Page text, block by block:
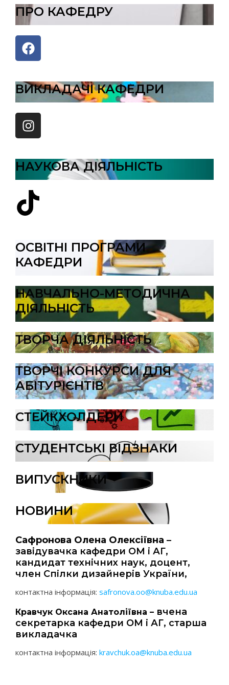
ПРО КАФЕДРУ
ВИКЛАДАЧІ КАФЕДРИ
НАУКОВА ДІЯЛЬНІСТЬ
ОСВІТНІ ПРОГРАМИ
КАФЕДРИ
НАВЧАЛЬНО-МЕТОДИЧНА
ДІЯЛЬНІСТЬ
ТВОРЧА ДІЯЛЬНІСТЬ
ТВОРЧІ КОНКУРСИ ДЛЯ
АБІТУРІЄНТІВ
СТЕЙКХОЛДЕРИ
СТУДЕНТСЬКІ ВІДЗНАКИ
ВИПУСКНИКИ
НОВИНИ
Сафронова Олена Олексіївна –
завідувачка кафедри ОМ і АГ,
кандидат технічних наук, доцент,
член Спілки дизайнерів України,
контактна інформація: safronova.oo@knuba.edu.ua
Кравчук Оксана Анатоліївна – вчена
секретарка кафедри ОМ і АГ, старша
викладачка
контактна інформація: kravchuk.oa@knuba.edu.ua